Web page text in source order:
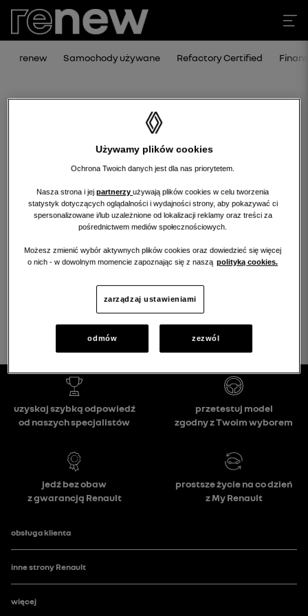
renew Samochody używane Refactory Certified
Niestety, wybrany dealer nie ma
obecnie żadnych ofert w tej kategorii.
Wróć na stronę główną.
wróć na stronę główną
Używamy plików cookies
Ochrona Twoich danych jest dla nas priorytetem.
Nasza strona i jej partnerzy używają plików cookies w celu tworzenia
statystyk dotyczących oglądalności i wydajności strony, aby pokazywać ci
spersonalizowane i/lub uzależnione od lokalizacji reklamy oraz treści za
pośrednictwem mediów społecznościowych.
Możesz zmienić wybór aktywnych plików cookies oraz dowiedzieć się więcej
o nich - w dowolnym momencie zapoznając się z naszą polityką cookies.
zarządzaj ustawieniami
odmów zezwól